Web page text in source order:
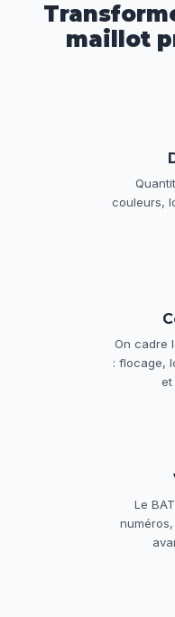
maillot
couleurs,
On cadre
: flocage,
et
Le